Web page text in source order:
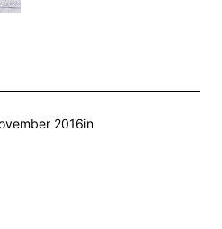
2016in